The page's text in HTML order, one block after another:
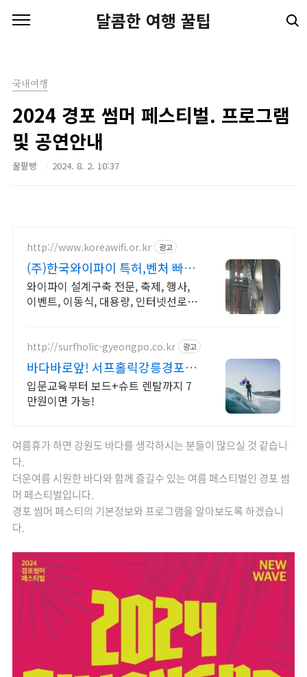
달콤한 여행 꿀팁
국내여행
2024 경포 썸머 페스티벌. 프로그램
및 공연안내
꿀팥빵 2024. 8. 2. 10:37
http://www.koreawifi.or.kr 광고
(주)한국와이파이 특허,벤처 빠른
상담 가능
와이파이 설계구축 전문, 축제, 행사,
이벤트, 이동식, 대용량, 인터넷선로작
있는 기업
http://surfholic-gyeongpo.co.kr 광고
바다바로앞! 서프홀릭강릉경포
아름다운 노을과 인생샷!
입문교육부터 보드+슈트 렌탈까지 7
만원이면 가능!
여름휴가 하면 강원도 바다를 생각하시는 분들이 많으실 것 같습니
다.
더운여름 시원한 바다와 함께 즐길수 있는 여름 페스티벌인 경포 썸
머 페스티벌입니다.
경포 썸머 페스티의 기본정보와 프로그램을 알아보도록 하겠습니
다.